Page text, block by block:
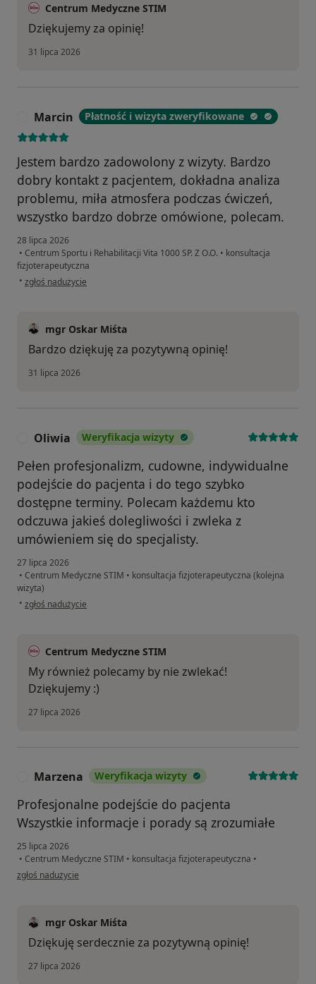
Centrum Medyczne STIM
Dziękujemy za opinię!
31 lipca 2026
Marcin Płatność i wizyta zweryfikowane
Jestem bardzo zadowolony z wizyty. Bardzo
dobry kontakt z pacjentem, dokładna analiza
problemu, miła atmosfera podczas ćwiczeń,
wszystko bardzo dobrze omówione, polecam.
28 lipca 2026
• Centrum Sportu i Rehabilitacji Vita 1000 SP. Z O.O. • konsultacja
fizjoterapeutyczna
• w opinii użytkownika Marcin
zgłoś nadużycie
mgr Oskar Miśta
Bardzo dziękuję za pozytywną opinię!
31 lipca 2026
Oliwia Weryfikacja wizyty
Pełen profesjonalizm, cudowne, indywidualne
podejście do pacjenta i do tego szybko
dostępne terminy. Polecam każdemu kto
odczuwa jakieś dolegliwości i zwleka z
umówieniem się do specjalisty.
27 lipca 2026
• Centrum Medyczne STIM • konsultacja fizjoterapeutyczna (kolejna
wizyta)
• w opinii użytkownika Oliwia
zgłoś nadużycie
Centrum Medyczne STIM
My również polecamy by nie zwlekać!
Dziękujemy :)
27 lipca 2026
Marzena Weryfikacja wizyty
Profesjonalne podejście do pacjenta
Wszystkie informacje i porady są zrozumiałe
25 lipca 2026
• Centrum Medyczne STIM • konsultacja fizjoterapeutyczna •
w opinii użytkownika Marzena
zgłoś nadużycie
mgr Oskar Miśta
Dziękuję serdecznie za pozytywną opinię!
27 lipca 2026